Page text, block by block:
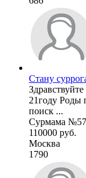
Стану
21году Роды
поиск ...
Сурмама
110000 руб.
Москва
1790